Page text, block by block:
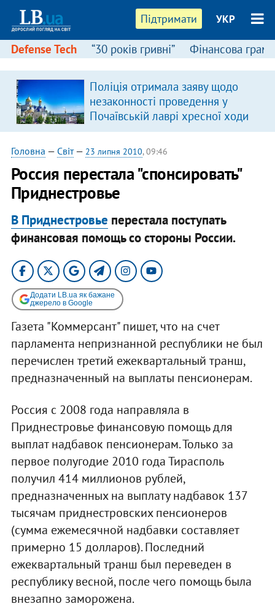
Підтримати УКР
Defense Tech “30 років гривні” Фінансова
Поліція отримала заяву щодо
незаконності проведення у
Почаївській лаврі хресної ходи
Головна — Світ— 23 липня 2010, 09:46
Россия перестала "спонсировать"
Приднестровье
В Приднестровье перестала поступать
финансовая помощь со стороны России.
Додати LB.ua як бажане
джерело в Google
Газета "Коммерсант" пишет, что на счет
парламента непризнанной республики не был
перечислен третий ежеквартальный транш,
предназначенный на выплаты пенсионерам.
Россия с 2008 года направляла в
Приднестровье финансовую помощь для
выплат надбавок пенсионерам. Только за
первое полугодие 2010 года Тирасполь
получил 414 миллионов рублей,
предназначенных на выплату надбавок 137
тысячам приднестровских пенсионеров
(сумма ежемесячной надбавки составляет
примерно 15 долларов). Последний
ежеквартальный транш был переведен в
республику весной, после чего помощь была
внезапно заморожена.